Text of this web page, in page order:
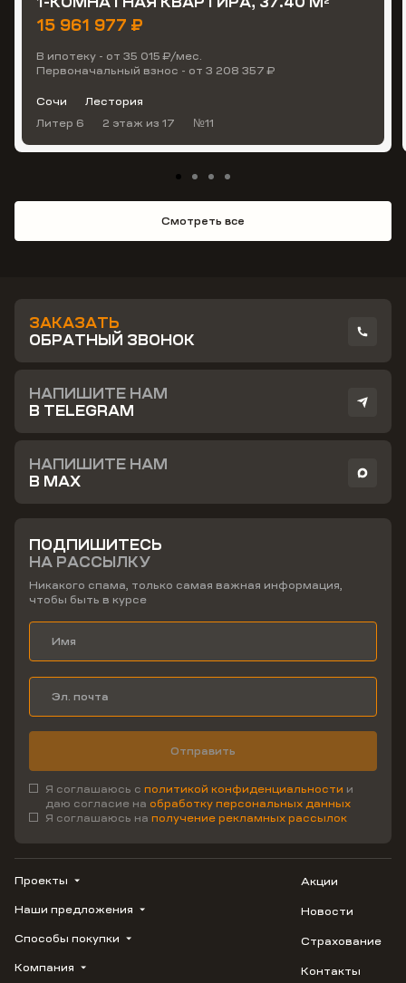
15 961 977 ₽
В ипотеку - от 35 015 ₽/мес.
Первоначальный взнос - от 3 208 357 ₽
Сочи
Лестория
Литер 6
2 этаж из 17 №11
Смотреть все
ЗАКАЗАТЬ
ОБРАТНЫЙ ЗВОНОК
НАПИШИТЕ НАМ
В TELEGRAM
НАПИШИТЕ НАМ
В MAX
ПОДПИШИТЕСЬ
НА РАССЫЛКУ
Никакого спама, только самая важная информация,
чтобы быть в курсе
Отправить
Я соглашаюсь с политикой конфиденциальности и
даю согласие на обработку персональных данных
Я соглашаюсь на получение рекламных рассылок
Проекты
ВЕРН
1799
Наши предложения
Купить квартиру
Студию
Способы покупки
Трейд-ин
Компания
Акции
Новости
Страхование
Контакты